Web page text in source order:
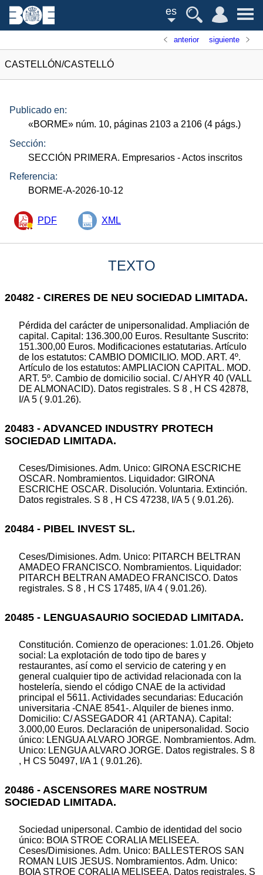
es
anterior siguiente
CASTELLÓN/CASTELLÓ
Publicado en:
«BORME» núm. 10, páginas 2103 a 2106 (4 págs.)
Sección:
SECCIÓN PRIMERA. Empresarios - Actos inscritos
Referencia:
BORME-A-2026-10-12
PDF XML
TEXTO
20482 - CIRERES DE NEU SOCIEDAD LIMITADA.
Pérdida del carácter de unipersonalidad. Ampliación de
capital. Capital: 136.300,00 Euros. Resultante Suscrito:
151.300,00 Euros. Modificaciones estatutarias. Artículo
de los estatutos: CAMBIO DOMICILIO. MOD. ART. 4º.
Artículo de los estatutos: AMPLIACION CAPITAL. MOD.
ART. 5º. Cambio de domicilio social. C/ AHYR 40 (VALL
DE ALMONACID). Datos registrales. S 8 , H CS 42878,
I/A 5 ( 9.01.26).
20483 - ADVANCED INDUSTRY PROTECH
SOCIEDAD LIMITADA.
Ceses/Dimisiones. Adm. Unico: GIRONA ESCRICHE
OSCAR. Nombramientos. Liquidador: GIRONA
ESCRICHE OSCAR. Disolución. Voluntaria. Extinción.
Datos registrales. S 8 , H CS 47238, I/A 5 ( 9.01.26).
20484 - PIBEL INVEST SL.
Ceses/Dimisiones. Adm. Unico: PITARCH BELTRAN
AMADEO FRANCISCO. Nombramientos. Liquidador:
PITARCH BELTRAN AMADEO FRANCISCO. Datos
registrales. S 8 , H CS 17485, I/A 4 ( 9.01.26).
20485 - LENGUASAURIO SOCIEDAD LIMITADA.
Constitución. Comienzo de operaciones: 1.01.26. Objeto
social: La explotación de todo tipo de bares y
restaurantes, así como el servicio de catering y en
general cualquier tipo de actividad relacionada con la
hostelería, siendo el código CNAE de la actividad
principal el 5611. Actividades secundarias: Educación
universitaria -CNAE 8541-. Alquiler de bienes inmo.
Domicilio: C/ ASSEGADOR 41 (ARTANA). Capital:
3.000,00 Euros. Declaración de unipersonalidad. Socio
único: LENGUA ALVARO JORGE. Nombramientos. Adm.
Unico: LENGUA ALVARO JORGE. Datos registrales. S 8
, H CS 50497, I/A 1 ( 9.01.26).
20486 - ASCENSORES MARE NOSTRUM
SOCIEDAD LIMITADA.
Sociedad unipersonal. Cambio de identidad del socio
único: BOIA STROE CORALIA MELISEEA.
Ceses/Dimisiones. Adm. Unico: BALLESTEROS SAN
ROMAN LUIS JESUS. Nombramientos. Adm. Unico:
BOIA STROE CORALIA MELISEEA. Datos registrales. S